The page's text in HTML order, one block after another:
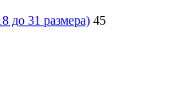
до 31 размера) 45